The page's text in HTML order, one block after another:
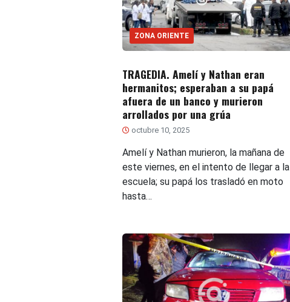
ZONA ORIENTE
TRAGEDIA. Amelí y Nathan eran
hermanitos; esperaban a su papá
afuera de un banco y murieron
arrollados por una grúa
octubre 10, 2025
Amelí y Nathan murieron, la mañana de
este viernes, en el intento de llegar a la
escuela; su papá los trasladó en moto
hasta…